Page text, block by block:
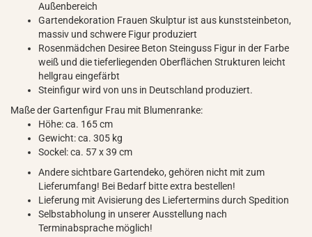
Außenbereich
Gartendekoration Frauen Skulptur ist aus kunststeinbeton,
massiv und schwere Figur produziert
Rosenmädchen Desiree Beton Steinguss Figur in der Farbe
weiß und die tieferliegenden Oberflächen Strukturen leicht
hellgrau eingefärbt
Steinfigur wird von uns in Deutschland produziert.
Maße der Gartenfigur Frau mit Blumenranke:
Höhe: ca. 165 cm
Gewicht: ca. 305 kg
Sockel: ca. 57 x 39 cm
Andere sichtbare Gartendeko, gehören nicht mit zum
Lieferumfang! Bei Bedarf bitte extra bestellen!
Lieferung mit Avisierung des Liefertermins durch Spedition
Selbstabholung in unserer Ausstellung nach
Terminabsprache möglich!